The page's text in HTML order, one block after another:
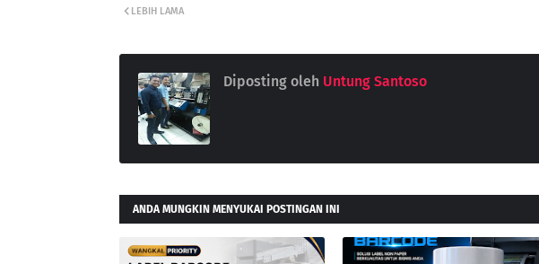
LEBIH LAMA
Diposting oleh Untung Santoso
ANDA MUNGKIN MENYUKAI POSTINGAN INI